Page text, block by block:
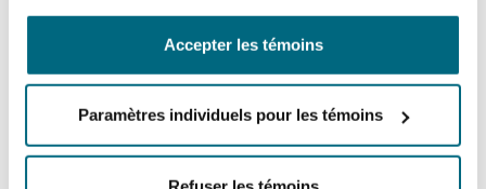
Accepter les témoins
Paramètres individuels pour les témoins
Satellites et espace
produits
County
The St Botolph Building
Manchester, 2 New Bailey
+44 161 236 2002
+44 333 3000 232
Régions couvertes